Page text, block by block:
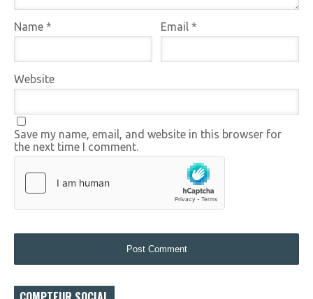
Name * Email*
Website
Save my name, email, and website in this browser for
the next time I comment.